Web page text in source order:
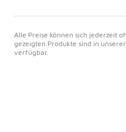
Alle Preise können sich jederzeit
gezeigten Produkte sind in
verfügbar.